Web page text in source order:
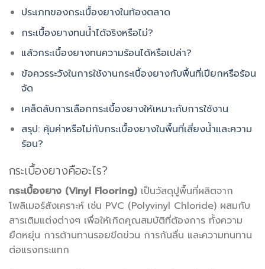
ประเภทของกระเบื้องยางในท้องตลาด
กระเบื้องยางทนน้ำได้จริงหรือไม่?
แล้วกระเบื้องยางทนความร้อนได้หรือเปล่า?
ข้อควรระวังในการใช้งานกระเบื้องยางกับพื้นที่เปียกหรือร้อน
จัด
เคล็ดลับการเลือกกระเบื้องยางให้เหมาะกับการใช้งาน
สรุป: คุ้มค่าหรือไม่กับกระเบื้องยางในพื้นที่เสี่ยงน้ำและความ
ร้อน?
กระเบื้องยางคืออะไร?
กระเบื้องยาง (Vinyl Flooring) เป็นวัสดุปูพื้นที่ผลิตจาก
โพลิเมอร์สังเคราะห์ เช่น PVC (Polyvinyl Chloride) ผสมกับ
สารเติมแต่งต่างๆ เพื่อให้เกิดคุณสมบัติที่ต้องการ ทั้งความ
ยืดหยุ่น การต้านทานรอยขีดข่วน การกันลื่น และความทนทาน
ต่อแรงกระแทก